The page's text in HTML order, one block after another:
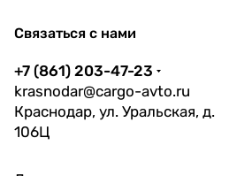
Связаться с нами
+7 (861) 203-47-23
krasnodar@cargo-avto.ru
Краснодар, ул. Уральская, д.
106Ц